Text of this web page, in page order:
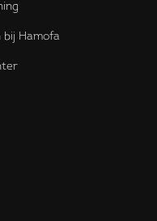
bij Hamofa